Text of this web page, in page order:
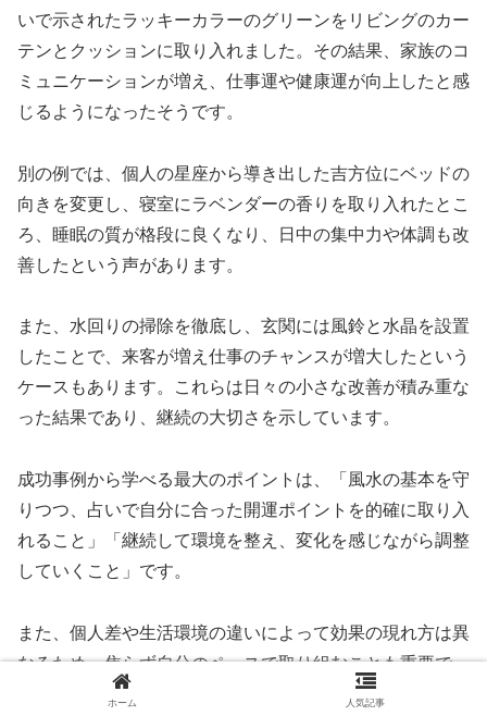
いで示されたラッキーカラーのグリーンをリビングのカー
テンとクッションに取り入れました。その結果、家族のコ
ミュニケーションが増え、仕事運や健康運が向上したと感
じるようになったそうです。
別の例では、個人の星座から導き出した吉方位にベッドの
向きを変更し、寝室にラベンダーの香りを取り入れたとこ
ろ、睡眠の質が格段に良くなり、日中の集中力や体調も改
善したという声があります。
また、水回りの掃除を徹底し、玄関には風鈴と水晶を設置
したことで、来客が増え仕事のチャンスが増大したという
ケースもあります。これらは日々の小さな改善が積み重な
った結果であり、継続の大切さを示しています。
成功事例から学べる最大のポイントは、「風水の基本を守
りつつ、占いで自分に合った開運ポイントを的確に取り入
れること」「継続して環境を整え、変化を感じながら調整
していくこと」です。
また、個人差や生活環境の違いによって効果の現れ方は異
なるため、焦らず自分のペースで取り組むことも重要で
す。効果を感じた部分はさらに強化し、逆に違和感があれ
ホーム 人気記事